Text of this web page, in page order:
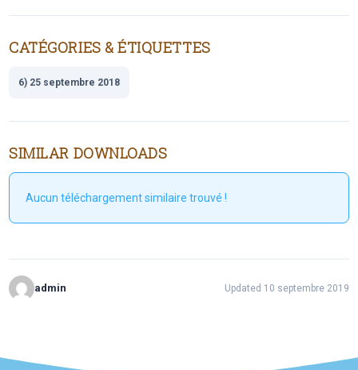
CATÉGORIES & ÉTIQUETTES
6) 25 septembre 2018
SIMILAR DOWNLOADS
Aucun téléchargement similaire trouvé !
admin Updated 10 septembre 2019